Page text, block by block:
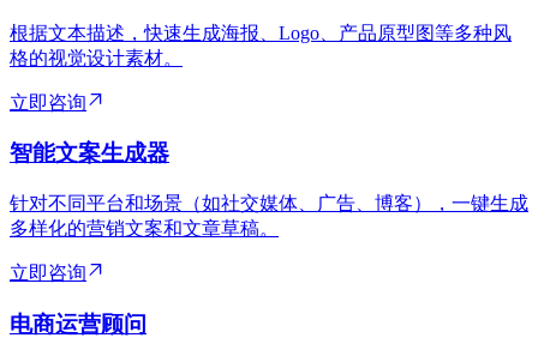
根据文本描述，快速生成海报、Logo、产品原型图等多种风
格的视觉设计素材。
立即咨询
智能文案生成器
针对不同平台和场景（如社交媒体、广告、博客），一键生成
多样化的营销文案和文章草稿。
立即咨询
电商运营顾问